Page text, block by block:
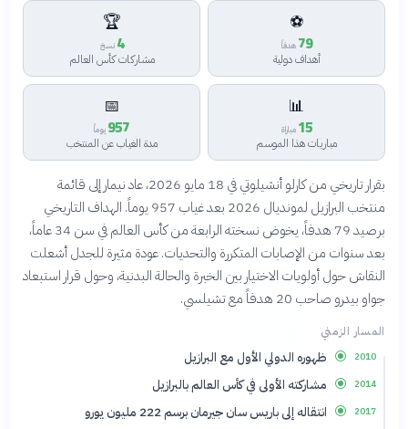
⚽
79 هدفاً
أهداف دولية
🏆
4 نسخ
مشاركات كأس العالم
📊
15 مباراة
مباريات هذا الموسم
📅
957 يوماً
مدة الغياب عن المنتخب
بقرار تاريخي من كارلو أنشيلوتي في 18 مايو 2026، عاد نيمار إلى قائمة
منتخب البرازيل لمونديال 2026 بعد غياب 957 يوماً. الهداف التاريخي
برصيد 79 هدفاً، يخوض نسخته الرابعة من كأس العالم في سن 34 عاماً،
بعد سنوات من الإصابات المتكررة والتحديات. عودة مثيرة للجدل أشعلت
النقاش حول أولويات الاختيار بين الخبرة والحالة البدنية، وحول قرار استبعاد
جواو بيدرو صاحب 20 هدفاً مع تشيلسي.
المسار الزمني
2010 ظهوره الدولي الأول مع البرازيل
2014 مشاركته الأولى في كأس العالم بالبرازيل
2017 انتقاله إلى باريس سان جيرمان برسم 222 مليون يورو